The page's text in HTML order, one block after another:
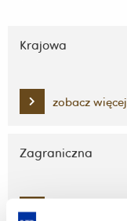
nawigację
treści
Krajowa
zobacz więcej
Zagraniczna